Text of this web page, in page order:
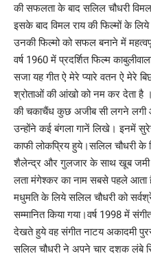
की सफलता के बाद सलिल चौधरी
इसके बाद विमल राय की फिल्मों के
उनकी फिल्मो को सफल बनाने में
वर्ष 1960 में प्रदर्शित फिल्म
सजा यह गीत ऐ मेरे प्यारे वतन ऐ मेरे
श्रोताओं की आंखो को नम कर देता है
की चकाचैंध कुछ अजीब सी लगने लगी
उन्होंने कई बंगला गानें लिखे। इनमें
काफी लोकप्रिय हुये।सलिल चौधरी के
शैलेन्द्र और गुलजार के साथ खूब
लता मंगेश्कर का नाम सबसे पहले आता
मधुमति के लिये सलिल चौधरी को
सम्मानित किया गया।वर्ष 1998 में
देखते हुये वह संगीत नाटय अकादमी
सलिल चौधरी ने अपने चार दशक लंबे